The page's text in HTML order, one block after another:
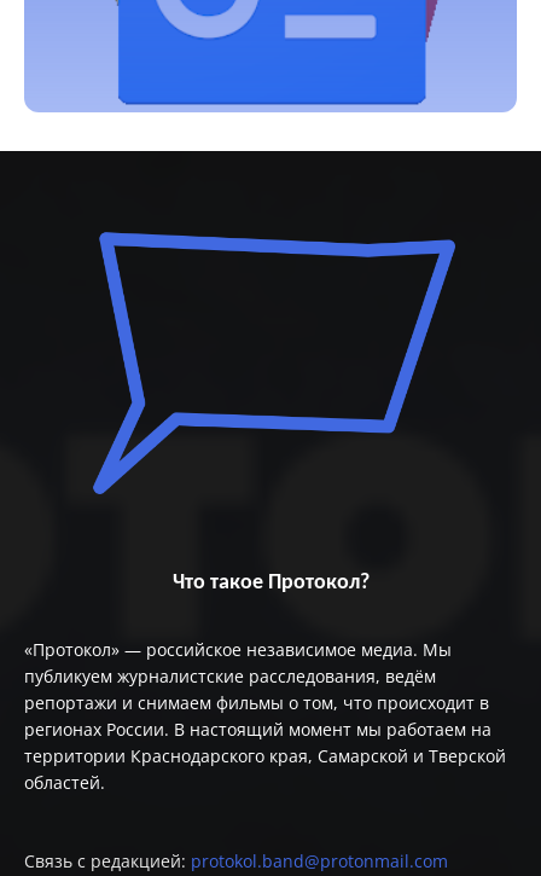
Что такое Протокол?
«Протокол» — российское независимое медиа. Мы
публикуем журналистские расследования, ведём
репортажи и снимаем фильмы о том, что происходит в
регионах России. В настоящий момент мы работаем на
территории Краснодарского края, Самарской и Тверской
областей.
Связь с редакцией: protokol.band@protonmail.com